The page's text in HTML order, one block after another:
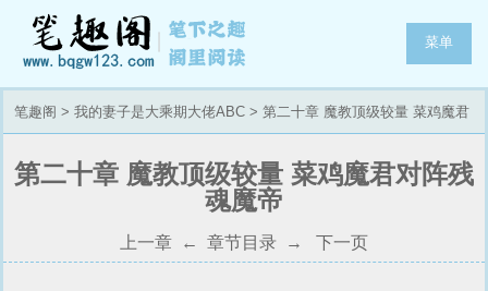
菜单
笔趣阁 > 我的妻子是大乘期大佬ABC > 第二十章 魔教顶级较量 菜鸡魔君
第二十章 魔教顶级较量 菜鸡魔君对阵残
魂魔帝
上一章 ← 章节目录 → 下一页